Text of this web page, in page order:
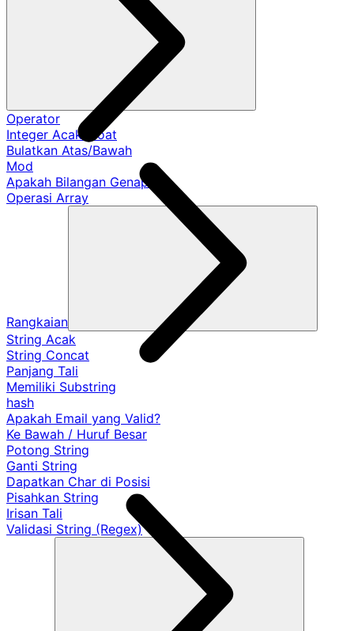
Operator
Integer Acak/Float
Bulatkan Atas/Bawah
Mod
Apakah Bilangan Genap?
Operasi Array
Rangkaian
String Acak
String Concat
Panjang Tali
Memiliki Substring
hash
Apakah Email yang Valid?
Ke Bawah / Huruf Besar
Potong String
Ganti String
Dapatkan Char di Posisi
Pisahkan String
Irisan Tali
Validasi String (Regex)